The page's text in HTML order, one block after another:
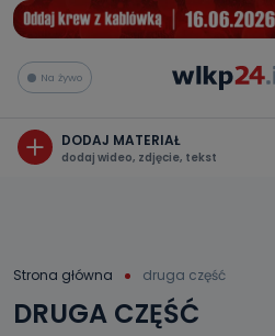
Na żywo
DODAJ MATERIAŁ
dodaj wideo, zdjęcie, tekst
Strona główna druga część
DRUGA CZĘŚĆ